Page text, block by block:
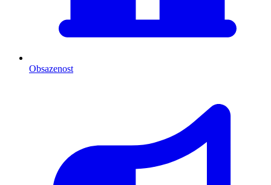
Obsazenost